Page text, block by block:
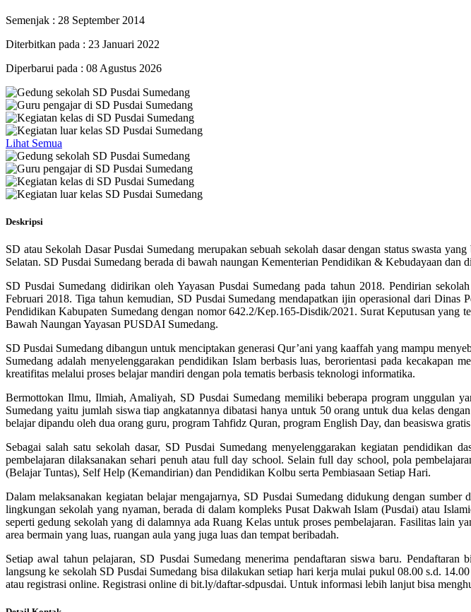
Semenjak : 28 September 2014
Diterbitkan pada : 23 Januari 2022
Diperbarui pada : 08 Agustus 2026
Lihat Semua
Deskripsi
SD atau Sekolah Dasar Pusdai Sumedang merupakan sebuah sekolah dasar dengan status swasta
Selatan. SD Pusdai Sumedang berada di bawah naungan Kementerian Pendidikan & Kebudayaan dan
SD Pusdai Sumedang didirikan oleh Yayasan Pusdai Sumedang pada tahun 2018. Pendirian
Februari 2018. Tiga tahun kemudian, SD Pusdai Sumedang mendapatkan ijin operasional dari
Pendidikan Kabupaten Sumedang dengan nomor 642.2/Kep.165-Disdik/2021. Surat Keputusan
Bawah Naungan Yayasan PUSDAI Sumedang.
SD Pusdai Sumedang dibangun untuk menciptakan generasi Qur’ani yang kaaffah yang mampu
Sumedang adalah menyelenggarakan pendidikan Islam berbasis luas, berorientasi pada kecakapan
kreatifitas melalui proses belajar mandiri dengan pola tematis berbasis teknologi informatika.
Bermottokan Ilmu, Ilmiah, Amaliyah, SD Pusdai Sumedang memiliki beberapa program unggulan
Sumedang yaitu jumlah siswa tiap angkatannya dibatasi hanya untuk 50 orang untuk dua kelas
belajar dipandu oleh dua orang guru, program Tahfidz Quran, program English Day, dan beasiswa
Sebagai salah satu sekolah dasar, SD Pusdai Sumedang menyelenggarakan kegiatan pendidikan
pembelajaran dilaksanakan sehari penuh atau full day school. Selain full day school, pola
(Belajar Tuntas), Self Help (Kemandirian) dan Pendidikan Kolbu serta Pembiasaan Setiap Hari.
Dalam melaksanakan kegiatan belajar mengajarnya, SD Pusdai Sumedang didukung dengan
lingkungan sekolah yang nyaman, berada di dalam kompleks Pusat Dakwah Islam (Pusdai) atau
seperti gedung sekolah yang di dalamnya ada Ruang Kelas untuk proses pembelajaran. Fasilitas lain
area bermain yang luas, ruangan aula yang juga luas dan tempat beribadah.
Setiap awal tahun pelajaran, SD Pusdai Sumedang menerima pendaftaran siswa baru.
langsung ke sekolah SD Pusdai Sumedang bisa dilakukan setiap hari kerja mulai pukul 08.00 s.d.
atau registrasi online. Registrasi online di bit.ly/daftar-sdpusdai. Untuk informasi lebih lanjut bisa